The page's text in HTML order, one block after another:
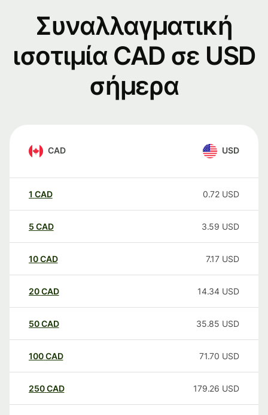
Συναλλαγματική
ισοτιμία CAD σε USD
σήμερα
CAD USD
1 CAD 0.72 USD
5 CAD 3.59 USD
10CAD 7.17 USD
20CAD 14.34 USD
50CAD 35.85 USD
100CAD 71.70 USD
250CAD 179.26 USD